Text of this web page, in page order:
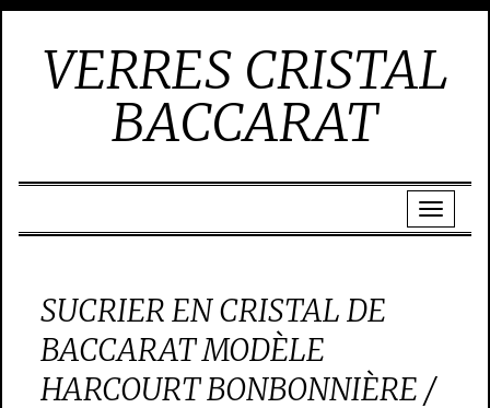
VERRES CRISTAL
BACCARAT
SUCRIER EN CRISTAL DE
BACCARAT MODÈLE
HARCOURT BONBONNIÈRE /